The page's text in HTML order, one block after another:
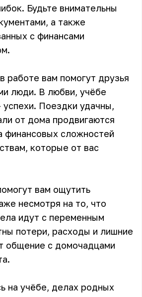
Будьте внимательны
а также
с финансами
работе вам помогут друзья
люди. В любви, учёбе
успехи. Поездки удачны,
от дома продвигаются
финансовых сложностей
которые от вас
вам ощутить
несмотря на то, что
идут с переменным
потери, расходы и лишние
общение с домочадцами
на учёбе, делах родных